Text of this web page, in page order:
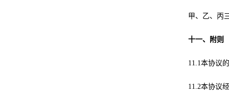
甲、乙、丙
十一、附则
11.1本协议
11.2本协议